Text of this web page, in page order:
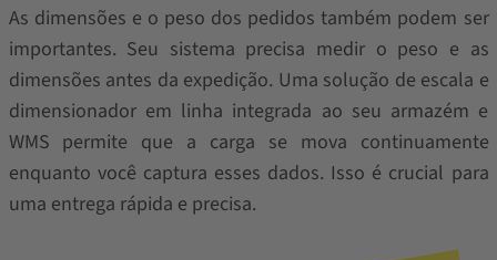
As dimensões e o peso dos pedidos também podem ser
importantes. Seu sistema precisa medir o peso e as
dimensões antes da expedição. Uma solução de escala e
dimensionador em linha integrada ao seu armazém e
WMS permite que a carga se mova continuamente
enquanto você captura esses dados. Isso é crucial para
uma entrega rápida e precisa.